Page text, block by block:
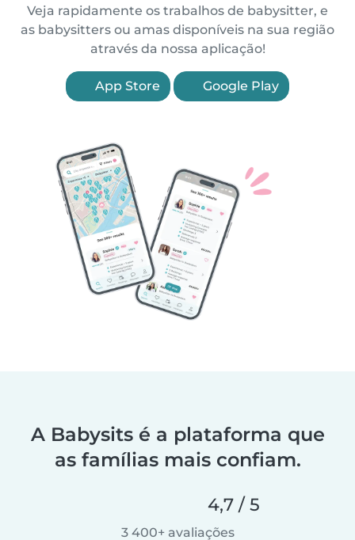
Veja rapidamente os trabalhos de babysitter, e
as babysitters ou amas disponíveis na sua região
através da nossa aplicação!
App Store Google Play
A Babysits é a plataforma que
as famílias mais confiam.
4,7 / 5
3 400+ avaliações